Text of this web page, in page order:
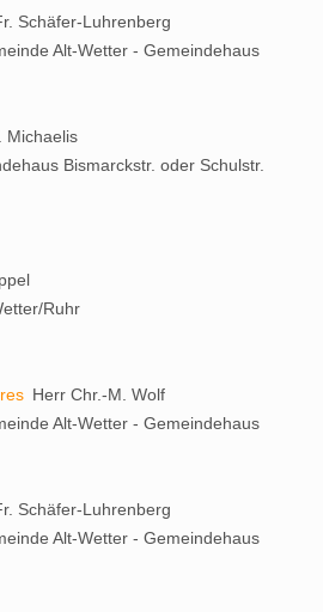
Schäfer-Luhrenberg
Alt-Wetter - Gemeindehaus
Michaelis
Bismarckstr. oder Schulstr.
Ruhr
Herr Chr.-M. Wolf
Alt-Wetter - Gemeindehaus
Schäfer-Luhrenberg
Alt-Wetter - Gemeindehaus